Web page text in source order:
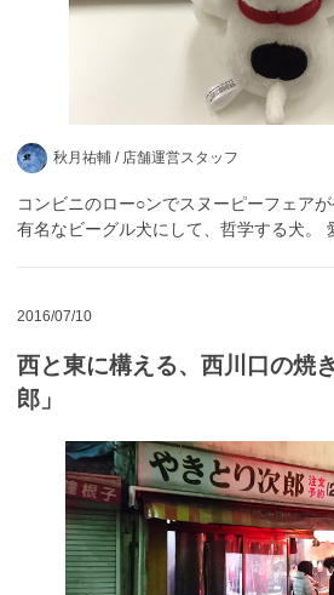
秋月祐輔 / 店舗運営スタッフ
コンビニのロー○ンでスヌーピーフェア
有名なビーグル犬にして、哲学する犬。
2016/07/10
西と東に構える、西川口の焼
郎」